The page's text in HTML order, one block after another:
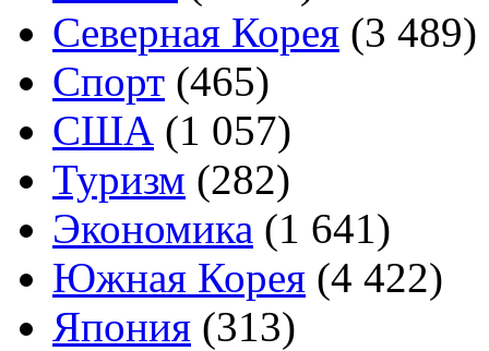
Северная Корея (3 489)
Спорт (465)
США (1 057)
Туризм (282)
Экономика (1 641)
Южная Корея (4 422)
Япония (313)